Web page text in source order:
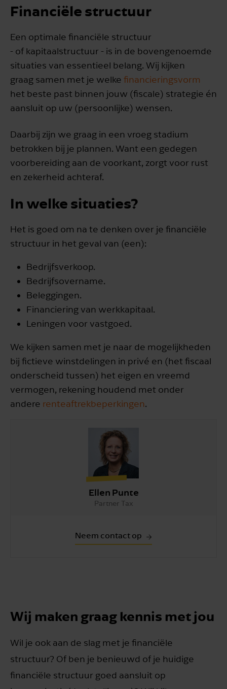
Financiële structuur
Een optimale financiële structuur
- of kapitaalstructuur - is in de bovengenoemde
situaties van essentieel belang. Wij kijken
graag samen met je welke financieringsvorm
het beste past binnen jouw (fiscale) strategie én
aansluit op uw (persoonlijke) wensen.
Daarbij zijn we graag in een vroeg stadium
betrokken bij je plannen. Want een gedegen
voorbereiding aan de voorkant, zorgt voor rust
en zekerheid achteraf.
In welke situaties?
Het is goed om na te denken over je financiële
structuur in het geval van (een):
Bedrijfsverkoop.
Bedrijfsovername.
Beleggingen.
Financiering van werkkapitaal.
Leningen voor vastgoed.
We kijken samen met je naar de mogelijkheden
bij fictieve winstdelingen in privé en (het fiscaal
onderscheid tussen) het eigen en vreemd
vermogen, rekening houdend met onder
andere renteaftrekbeperkingen.
Ellen Punte
Partner Tax
Neem contact op
Wij maken graag kennis met jou
Wil je ook aan de slag met je financiële
structuur? Of ben je benieuwd of je huidige
financiële structuur goed aansluit op